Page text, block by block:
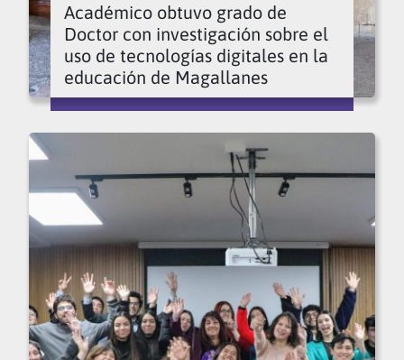
Académico obtuvo grado de
Doctor con investigación sobre el
uso de tecnologías digitales en la
educación de Magallanes